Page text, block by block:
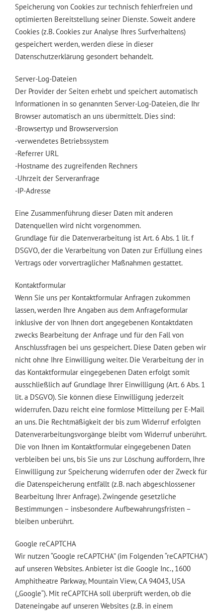
Speicherung von Cookies zur technisch fehlerfreien und
optimierten Bereitstellung seiner Dienste. Soweit andere
Cookies (z.B. Cookies zur Analyse Ihres Surfverhaltens)
gespeichert werden, werden diese in dieser
Datenschutzerklärung gesondert behandelt.
Server-Log-Dateien
Der Provider der Seiten erhebt und speichert automatisch
Informationen in so genannten Server-Log-Dateien, die Ihr
Browser automatisch an uns übermittelt. Dies sind:
-Browsertyp und Browserversion
-verwendetes Betriebssystem
-Referrer URL
-Hostname des zugreifenden Rechners
-Uhrzeit der Serveranfrage
-IP-Adresse
Eine Zusammenführung dieser Daten mit anderen
Datenquellen wird nicht vorgenommen.
Grundlage für die Datenverarbeitung ist Art. 6 Abs. 1 lit. f
DSGVO, der die Verarbeitung von Daten zur Erfüllung eines
Vertrags oder vorvertraglicher Maßnahmen gestattet.
Kontaktformular
Wenn Sie uns per Kontaktformular Anfragen zukommen
lassen, werden Ihre Angaben aus dem Anfrageformular
inklusive der von Ihnen dort angegebenen Kontaktdaten
zwecks Bearbeitung der Anfrage und für den Fall von
Anschlussfragen bei uns gespeichert. Diese Daten geben wir
nicht ohne Ihre Einwilligung weiter. Die Verarbeitung der in
das Kontaktformular eingegebenen Daten erfolgt somit
ausschließlich auf Grundlage Ihrer Einwilligung (Art. 6 Abs. 1
lit. a DSGVO). Sie können diese Einwilligung jederzeit
widerrufen. Dazu reicht eine formlose Mitteilung per E-Mail
an uns. Die Rechtmäßigkeit der bis zum Widerruf erfolgten
Datenverarbeitungsvorgänge bleibt vom Widerruf unberührt.
Die von Ihnen im Kontaktformular eingegebenen Daten
verbleiben bei uns, bis Sie uns zur Löschung auffordern, Ihre
Einwilligung zur Speicherung widerrufen oder der Zweck für
die Datenspeicherung entfällt (z.B. nach abgeschlossener
Bearbeitung Ihrer Anfrage). Zwingende gesetzliche
Bestimmungen – insbesondere Aufbewahrungsfristen –
bleiben unberührt.
Google reCAPTCHA
Wir nutzen “Google reCAPTCHA” (im Folgenden “reCAPTCHA”)
auf unseren Websites. Anbieter ist die Google Inc., 1600
Amphitheatre Parkway, Mountain View, CA 94043, USA
(„Google“). Mit reCAPTCHA soll überprüft werden, ob die
Dateneingabe auf unseren Websites (z.B. in einem